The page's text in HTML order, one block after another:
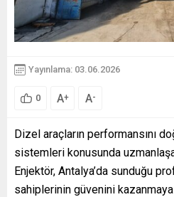
Yayınlama: 03.06.2026
0 A+ A-
Dizel araçların performansını
sistemleri konusunda
Enjektör, Antalya’da sunduğu
sahiplerinin güvenini